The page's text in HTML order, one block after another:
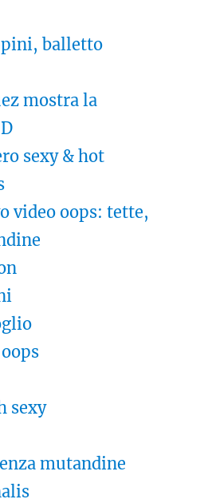
balletto
mostra la
sexy & hot
video oops: tette,
sexy
mutandine